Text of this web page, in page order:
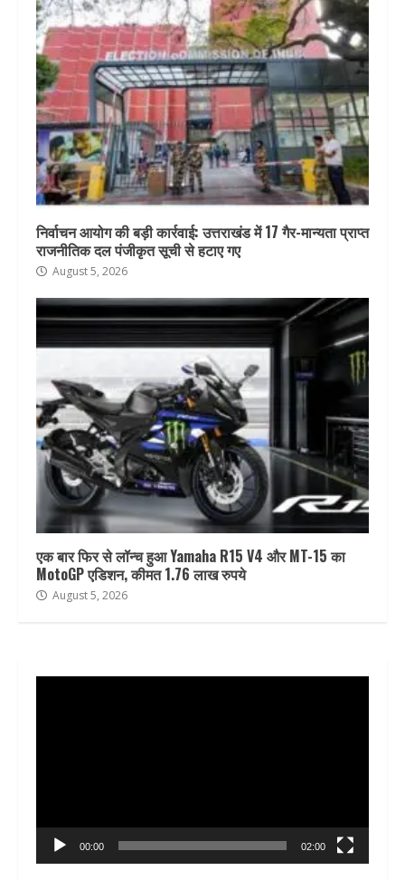
निर्वाचन आयोग की बड़ी कार्रवाई: उत्तराखंड में 17 गैर-मान्यता प्राप्त
राजनीतिक दल पंजीकृत सूची से हटाए गए
August 5, 2026
एक बार फिर से लॉन्च हुआ Yamaha R15 V4 और MT-15 का
MotoGP एडिशन, कीमत 1.76 लाख रुपये
August 5, 2026
00:00 02:00